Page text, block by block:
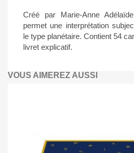
Créé par Marie-Anne
permet une interprétation
le type planétaire. Contient 54
livret explicatif.
VOUS AIMEREZ AUSSI